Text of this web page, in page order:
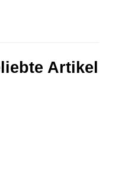
Artikel